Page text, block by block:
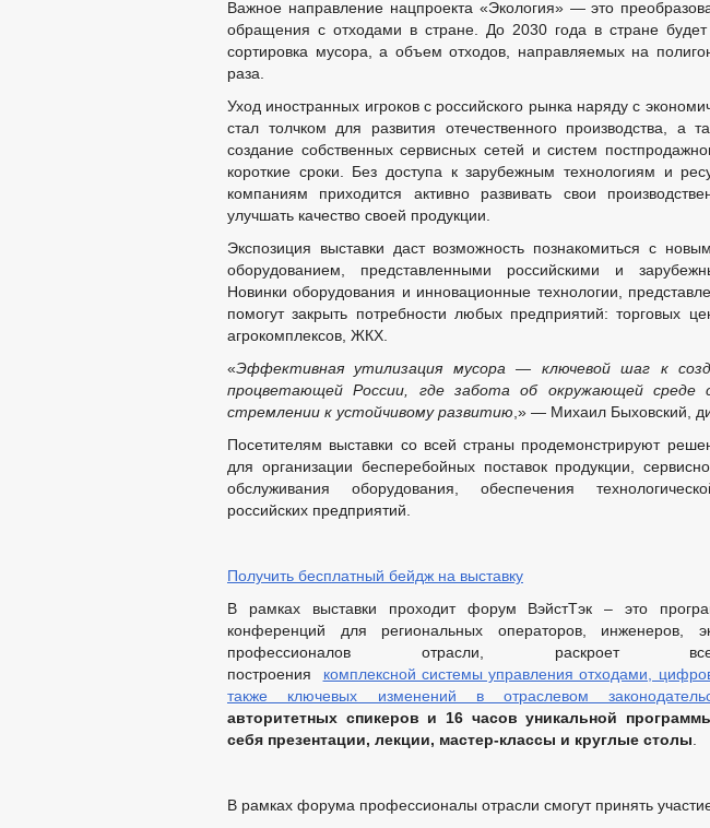
Важное направление нацпроекта «Экология» — это
обращения с отходами в стране. До 2030 года в стране
сортировка мусора, а объем отходов, направляемых на
раза.
Уход иностранных игроков с российского рынка наряду с
стал толчком для развития отечественного производства, а
создание собственных сервисных сетей и систем
короткие сроки. Без доступа к зарубежным технологиям и
компаниям приходится активно развивать свои
улучшать качество своей продукции.
Экспозиция выставки даст возможность познакомиться с
оборудованием, представленными российскими и
Новинки оборудования и инновационные технологии,
помогут закрыть потребности любых предприятий: торговых
агрокомплексов, ЖКХ.
«Эффективная утилизация мусора — ключевой шаг к
процветающей России, где забота об окружающей среде
стремлении к устойчивому развитию ,» — Михаил Быховский,
Посетителям выставки со всей страны продемонстрируют
для организации бесперебойных поставок продукции,
обслуживания оборудования, обеспечения
российских предприятий.
Получить бесплатный бейдж на выставку
В рамках выставки проходит форум ВэйстТэк – это
конференций для региональных операторов, инженеров,
профессионалов отрасли, раскроет
построения комплексной системы управления отходами,
также ключевых изменений в отраслевом
авторитетных спикеров и 16 часов уникальной
себя презентации, лекции, мастер-классы и круглые столы
В рамках форума профессионалы отрасли смогут принять